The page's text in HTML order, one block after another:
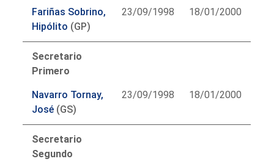
Fariñas Sobrino,
Hipólito (GP)
23/09/1998 18/01/2000
Secretario
Primero
Navarro Tornay,
José (GS)
23/09/1998 18/01/2000
Secretario
Segundo